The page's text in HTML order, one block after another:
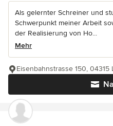
Als gelernter Schreiner und
Schwerpunkt meiner Arbeit
der Realisierung von Ho...
Mehr
Eisenbahnstrasse 150, 04315